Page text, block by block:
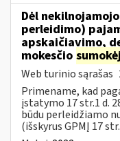
Dėl
perleidimo)
apskaičiavimo,
mokesčio
Web turinio sąrašas
Primename, kad
įstatymo 17 str.1 d.
būdu perleidžiamo
(išskyrus GPMĮ 17 str.